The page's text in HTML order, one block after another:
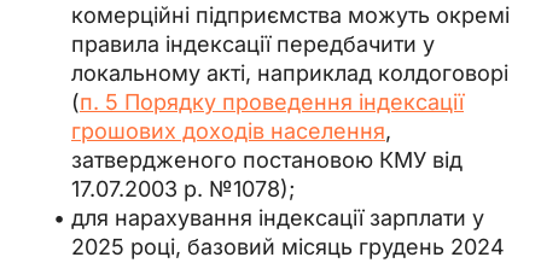
комерційні підприємства можуть окремі
правила індексації передбачити у
локальному акті, наприклад колдоговорі
(п. 5 Порядку проведення індексації
грошових доходів населення,
затвердженого постановою КМУ від
17.07.2003 р. №1078);
для нарахування індексації зарплати у
2025 році, базовий місяць грудень 2024